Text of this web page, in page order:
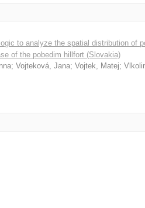
to analyze the spatial distribution of
of the pobedim hillfort (Slovakia)
; Vojteková, Jana; Vojtek, Matej;